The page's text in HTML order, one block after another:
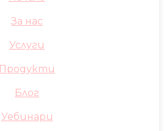
За нас
Услуги
Продукти
Блог
Уебинари